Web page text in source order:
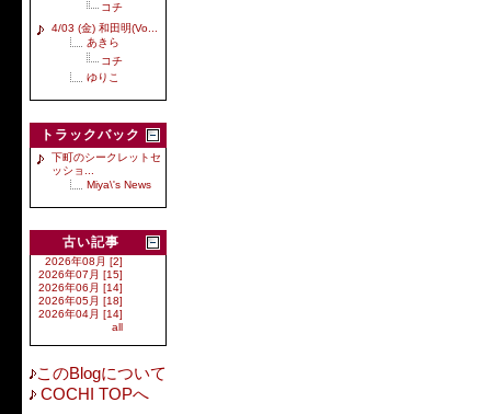
コチ
4/03 (金) 和田明(Vo...
あきら
コチ
ゆりこ
トラックバック
下町のシークレットセ
ッショ...
Miya\'s News
古い記事
2026年08月 [2]
2026年07月 [15]
2026年06月 [14]
2026年05月 [18]
2026年04月 [14]
all
このBlogについて
COCHI TOPへ